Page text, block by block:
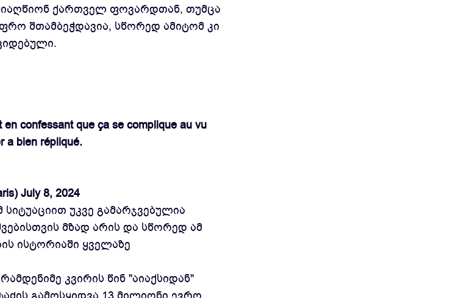
ქართველ ფოვარდთან, თუმცა
შთამბეჭდავია, სწორედ ამიტომ კი
confessant que ça se complique au vu
a bien répliqué.
July 8, 2024
უკვე გამარჯვებულია
მზად არის და სწორედ ამ
ისტორიაში ყველაზე
კვირის წინ "აიაქსიდან"